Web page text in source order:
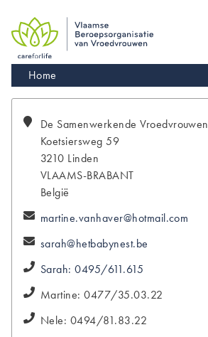
main
navigation
Kruimelpad
Home
De Samenwerkende Vroedvrouwen
Koetsiersweg 59
3210 Linden
VLAAMS-BRABANT
België
martine.vanhaver@hotmail.com
sarah@hetbabynest.be
Sarah: 0495/611.615
Martine: 0477/35.03.22
Nele: 0494/81.83.22